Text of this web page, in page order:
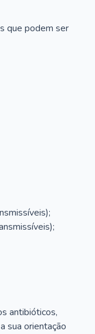
que podem ser
antibióticos,
sua orientação